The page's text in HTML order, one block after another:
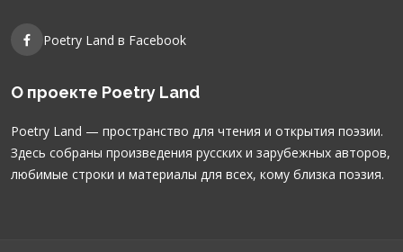
Poetry Land в Facebook
О проекте Poetry Land
Poetry Land — пространство для чтения и открытия поэзии.
Здесь собраны произведения русских и зарубежных авторов,
любимые строки и материалы для всех, кому близка поэзия.